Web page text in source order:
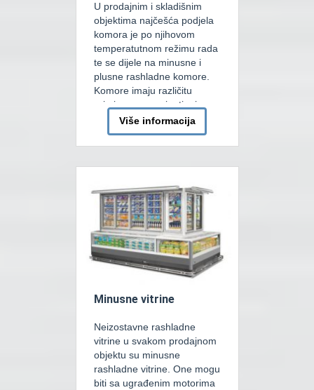
U prodajnim i skladišnim
objektima najčešća podjela
komora je po njihovom
temperatutnom režimu rada
te se dijele na minusne i
plusne rashladne komore.
Komore imaju različitu
primjenu, a samim tim i
različite komponente i način
montaže. Najčešći tipovi
komora su: Minusne komore
razliku od plusnih komora
[…]
Više informacija
Minusne vitrine
Neizostavne rashladne
vitrine u svakom prodajnom
objektu su minusne
rashladne vitrine. One mogu
biti sa ugrađenim motorima